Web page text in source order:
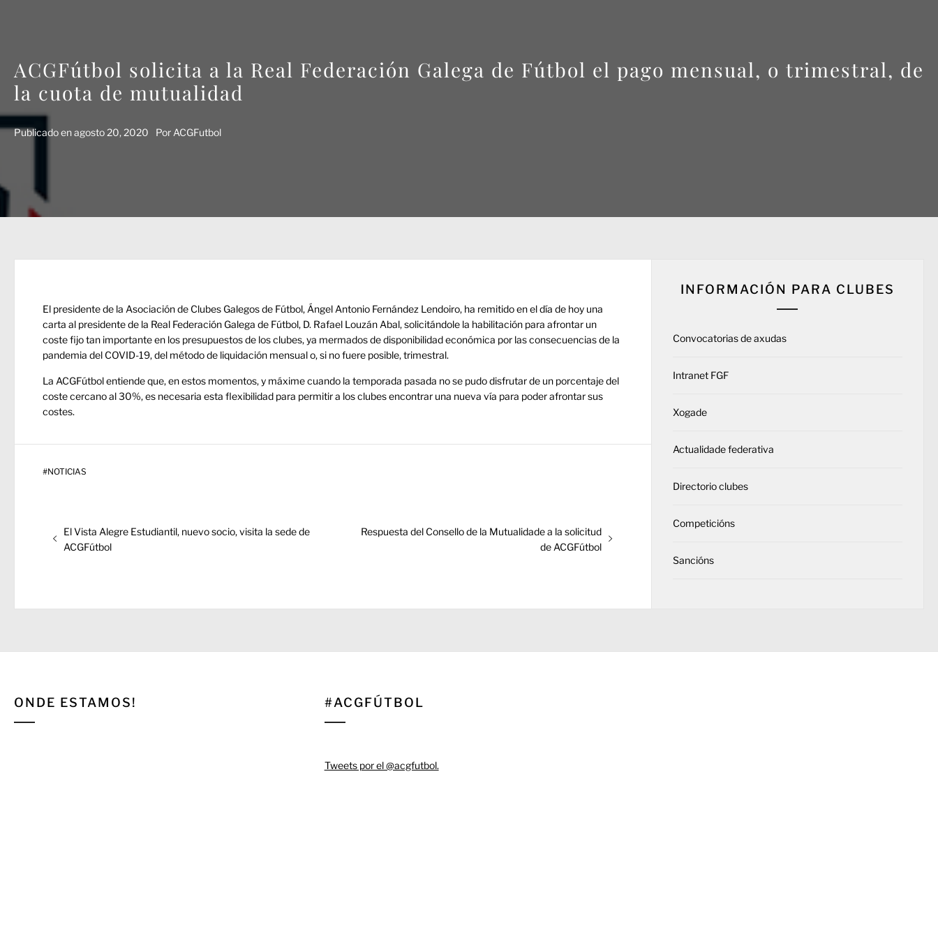
ACGFútbol solicita a la Real Federación Galega de Fútbol el pago mensual, o trimestral, de
la cuota de mutualidad
Publicado enagosto 20, 2020 Por ACGFutbol
El presidente de la Asociación de Clubes Galegos de Fútbol, Ángel Antonio Fernández Lendoiro, ha remitido en el día de hoy una
carta al presidente de la Real Federación Galega de Fútbol, D. Rafael Louzán Abal, solicitándole la habilitación para afrontar un
coste fijo tan importante en los presupuestos de los clubes, ya mermados de disponibilidad económica por las consecuencias de la
pandemia del COVID-19, del método de liquidación mensual o, si no fuere posible, trimestral.
La ACGFútbol entiende que, en estos momentos, y máxime cuando la temporada pasada no se pudo disfrutar de un porcentaje del
coste cercano al 30%, es necesaria esta flexibilidad para permitir a los clubes encontrar una nueva vía para poder afrontar sus
costes.
#NOTICIAS
Navegación
de
Entrada
anterior:
El Vista Alegre Estudiantil, nuevo socio, visita la sede de
ACGFútbol
Entrada
Respuesta del Consello de la Mutualidade a la solicitud
de ACGFútbol
INFORMACIÓN PARA CLUBES
Convocatorias de axudas
Intranet FGF
Xogade
Actualidade federativa
Directorio clubes
Competicións
Sancións
ONDE ESTAMOS! #ACGFÚTBOL
Tweets por el @acgfutbol.